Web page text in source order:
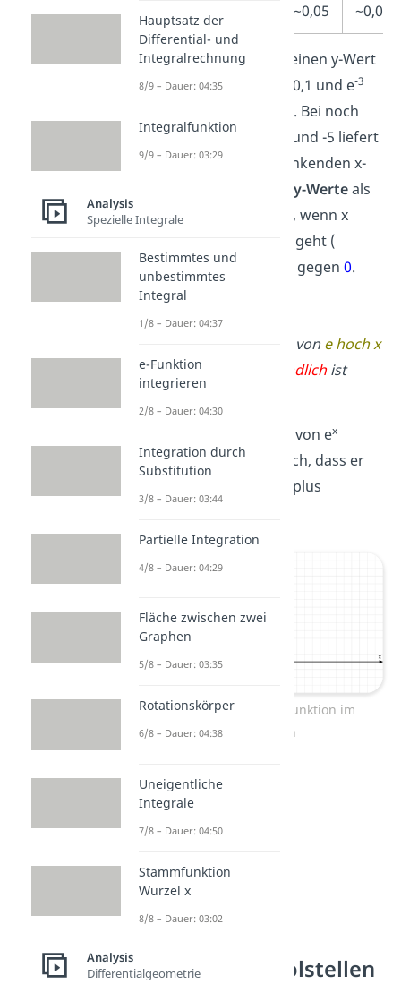
~0,4 ~0,05 ~0,02
Für x=-1 bekommst Du einen y-Wert
von 0,4. e-2ist dagegen 0,1 und e-3
ist mit 0,05 noch kleiner. Bei noch
kleineren Zahlen wie -4 und -5 liefert
ex0,02 und 0,007. Mit sinkenden x-
Werten nähern sich diey-Werteals
derZahl 0
an. Das heißt, wenn x
gegen minus unendlich geht (
), dann geht
gegen0.
Gesprochen: Der Limes von e hoch x
fürx gegen minus unendlichist
gleich
Wenn du dir den Graph von ex
anschaust, siehst du auch, dass er
von 0 kommt und nach plus
Das Verhalten der e-Funktion im
Unendlichen
Verhalten an Polstellen
Hauptsatz der
Differential- und
Integralrechnung
8/9 – Dauer: 04:35
Integralfunktion
9/9 – Dauer: 03:29
Analysis
Spezielle Integrale
Bestimmtes und
unbestimmtes
Integral
1/8 – Dauer: 04:37
e-Funktion
integrieren
2/8 – Dauer: 04:30
Integration durch
Substitution
3/8 – Dauer: 03:44
Partielle Integration
4/8 – Dauer: 04:29
Fläche zwischen zwei
Graphen
5/8 – Dauer: 03:35
Rotationskörper
6/8 – Dauer: 04:38
Uneigentliche
Integrale
7/8 – Dauer: 04:50
Stammfunktion
Wurzel x
8/8 – Dauer: 03:02
Analysis
Differentialgeometrie